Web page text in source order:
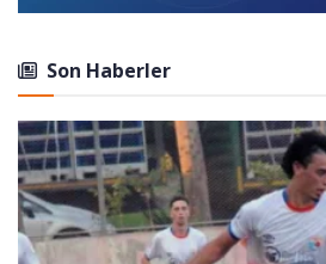
Son Haberler